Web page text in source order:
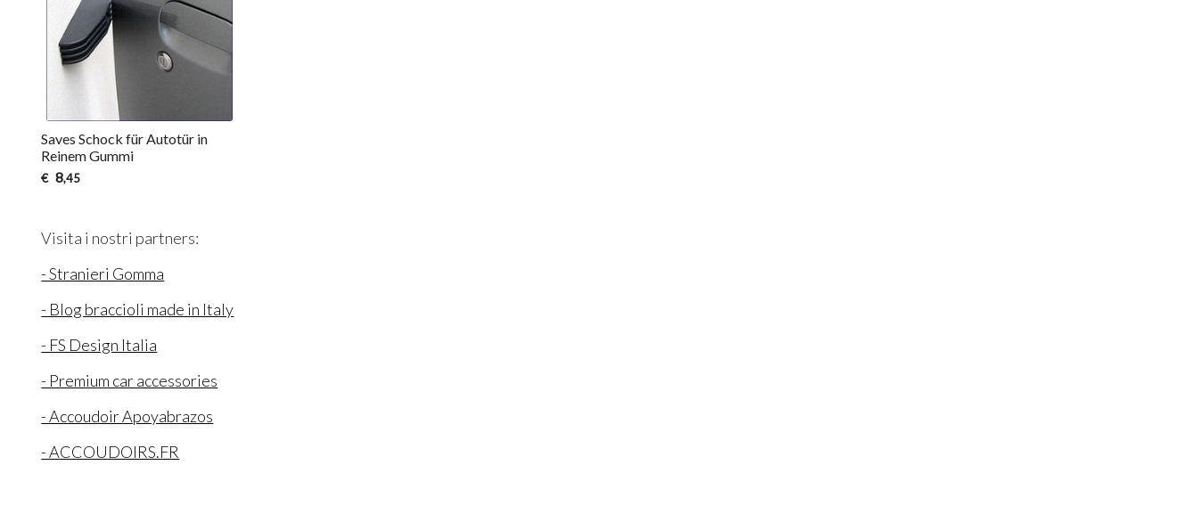
Saves Schock für Autotür in
Reinem Gummi
€ 8,45
Visita i nostri partners:
- Stranieri Gomma
- Blog braccioli made in Italy
- FS Design Italia
- Premium car accessories
- Accoudoir Apoyabrazos
- ACCOUDOIRS.FR